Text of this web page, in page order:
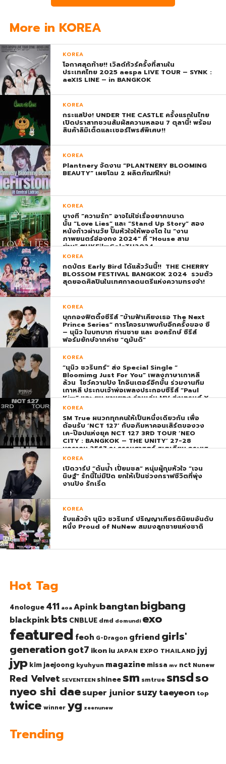
More in KOREA
KOREA
โอกาศสุดท้าย!! เวิลด์ทัวร์ครั้งที่สามใน
ประเทศไทย 2025 aespa LIVE TOUR – SYNK :
aeXIS LINE – in BANGKOK
KOREA
กระแสปัง! UNDER THE CASTLE ครั้งแรกในไทย
เปิดปราสาทชวนสัมผัสความหลอน 7 ตุลานี้! พร้อม
สินค้าลิมิเต็ดและเซอร์ไพรส์พิเศษ!!
KOREA
Plantnery จัดงาน “PLANTNERY BLOOMING
BEAUTY” เผยโฉม 2 ผลิตภัณฑ์ใหม่!
KOREA
บางที “ความรัก” อาจไม่ใช่เรื่องยากขนาด
นั้น “Love Lies” และ “Stand Up Story” สอง
หนังก้าวผ่านวัย ปั๊มหัวใจให้พองโต ใน “งาน
ภาพยนตร์ฮ่องกง 2024” ที่ “House สาม
ย่าน” #HKFilmGalaTH2024
KOREA
กดบัตร Early Bird ได้แล้ววันนี้!! THE CHERRY
BLOSSOM FESTIVAL BANGKOK 2024 รวมตัว
สุดยอดศิลปินในเทศกาลดนตรีแห่งความทรงจำ!
KOREA
บุกกองฟิตติ้งซีรีส์ “ข้ามฟ้าเคียงเธอ The Next
Prince Series” การโคจรมาพบกับอีกครั้งของ ซี
– นุนิว ในบทบาท ท่านชาย และ องครักษ์ ซีรีส์
ฟอร์มยักษ์จากค่าย “ดูมันดิ”
KOREA
“นุนิว ชวรินทร์” ส่ง Special Single “
Bloomimg Just For You” เพลงภาษาเกาหลี
ล้วน โชว์ความปัง โกอินเตอร์อีกขั้น ร่วมงานทีม
เกาหลี ประกบเจ้าพ่อเพลงประกอบซีรีส์ “Paul
Kim” และ ยุน ชานยอง ร่วมเล่น MV ส่งเทรนด์ X
พุ่ง ติดอันดับ 1 โลก
KOREA
SM True ผนวกทุกคนให้เป็นหนึ่งเดียวกัน เพื่อ
ต้อนรับ ‘NCT 127’ กับอภิมหาคอนเสิร์ตของวง
เค-ป๊อปแห่งยุค NCT 127 3RD TOUR ‘NEO
CITY : BANGKOK – THE UNITY’ 27-28
มกราคม 2567 ณ ธรรมศาสตร์ สเตเดียม กระแส
ตอบรับยิ่งใหญ่สมการรอคอย บัตร SOLD OUT
ทุกที่นั่งทันทีที่เปิดจำหน่าย !
KOREA
เปิดวาร์ป “ต้นน้ำ เปี่ยมชล” หนุ่มผู้กุมหัวใจ “เจน
นิษฐ์” รักนี้ไม่มีปิด ยกให้เป็นช่วงกราฟชีวิตที่พุ่ง
งานปัง รักเริ่ด
KOREA
รับแล้วจ้า นุนิว ชวรินทร์ ปริญญาเกียรตินิยมอันดับ
หนึ่ง Proud of NuNew สมมงลูกชายแห่งชาติ
Hot Tag
4nologue 411 aoa Apinkbangtanbigbang
blackpinkbts CNBLUE dmd domundi exo
featured feoh G-Dragon gfriend girls'
generationgot7 ikoniu JAPAN EXPO THAILAND jyj
jyp kim jaejoong kyuhyun magazine missa mv nct Nunew
Red Velvet SEVENTEEN shinee sm smtrue snsdso
nyeo shi daesuper junior suzytaeyeon top
twice winner yg zeenunew
Trending